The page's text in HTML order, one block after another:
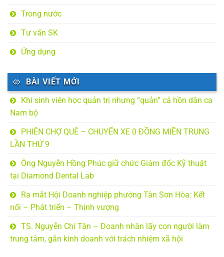
Trong nước
Tư vấn SK
Ứng dụng
BÀI VIẾT MỚI
Khi sinh viên học quản trị nhưng “quản” cả hồn dân ca
Nam bộ
PHIÊN CHỢ QUÊ – CHUYẾN XE 0 ĐỒNG MIỀN TRUNG
LẦN THỨ 9
Ông Nguyễn Hồng Phúc giữ chức Giám đốc Kỹ thuật
tại Diamond Dental Lab
Ra mắt Hội Doanh nghiệp phường Tân Sơn Hòa: Kết
nối – Phát triển – Thịnh vượng
TS. Nguyễn Chí Tân – Doanh nhân lấy con người làm
trung tâm, gắn kinh doanh với trách nhiệm xã hội